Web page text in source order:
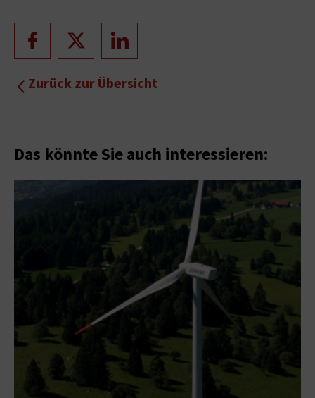
Zurück zur Übersicht
Das könnte Sie auch interessieren: